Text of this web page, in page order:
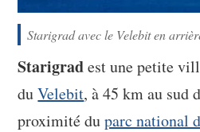
Starigrad avec le Velebit en
Starigradest une petite
duVelebit, à 45 km au sud
proximité duparc national